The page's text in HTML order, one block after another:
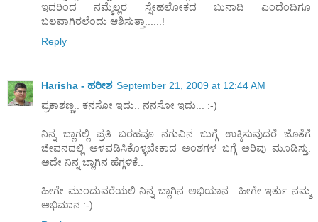
ಇದರಿಂದ ನಮ್ಮೆಲ್ಲರ ಸ್ನೇಹಲೋಕದ ಬುನಾದಿ ಎಂದೆಂದಿಗೂ
ಬಲವಾಗಿರಲೆಂದು ಆಶಿಸುತ್ತಾ......!
Reply
Harisha - ಹರೀಶ September 21, 2009 at 12:44 AM
ಪ್ರಕಾಶಣ್ಣ.. ಕನಸೋ ಇದು.. ನನಸೋ ಇದು... :-)
ನಿನ್ನ ಬ್ಲಾಗಲ್ಲಿ ಪ್ರತಿ ಬರಹವೂ ನಗುವಿನ ಬುಗ್ಗೆ ಉಕ್ಕಿಸುವುದರೆ ಜೊತೆಗೆ
ಜೀವನದಲ್ಲಿ ಅಳವಡಿಸಿಕೊಳ್ಳಬೇಕಾದ ಅಂಶಗಳ ಬಗ್ಗೆ ಅರಿವು ಮೂಡಿಸ್ತು.
ಅದೇ ನಿನ್ನ ಬ್ಲಾಗಿನ ಹೆಗ್ಗಳಿಕೆ..
ಹೀಗೇ ಮುಂದುವರೆಯಲಿ ನಿನ್ನ ಬ್ಲಾಗಿನ ಅಭಿಯಾನ.. ಹೀಗೇ ಇರ್ತು ನಮ್ಮ
ಅಭಿಮಾನ :-)